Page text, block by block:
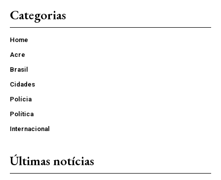
Categorias
Home
Acre
Brasil
Cidades
Polícia
Política
Internacional
Últimas notícias